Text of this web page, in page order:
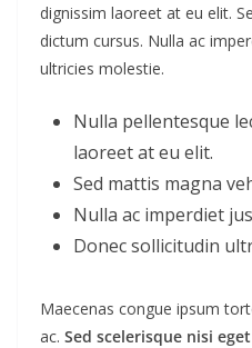
dignissim laoreet at eu elit.
dictum cursus. Nulla ac
ultricies molestie.
Nulla pellentesque
laoreet at eu elit.
Sed mattis magna
Nulla ac imperdiet
Donec sollicitudin
Maecenas congue ipsum
ac. Sed scelerisque nisi